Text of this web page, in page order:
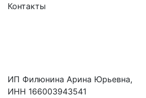
Контакты
ИП Филюнина Арина Юрьевна,
ИНН 166003943541